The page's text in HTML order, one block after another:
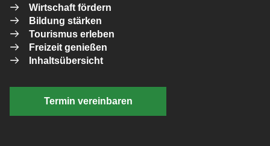
Wirtschaft fördern
Bildung stärken
Tourismus erleben
Freizeit genießen
Inhaltsübersicht
Termin vereinbaren